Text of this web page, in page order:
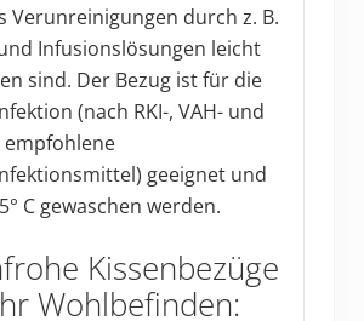
Verunreinigungen durch z. B.
Infusionslösungen leicht
sind. Der Bezug ist für die
(nach RKI-, VAH- und
empfohlene
geeignet und
C gewaschen werden.
Kissenbezüge
Wohlbefinden: